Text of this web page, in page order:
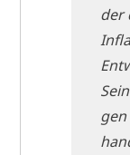
der